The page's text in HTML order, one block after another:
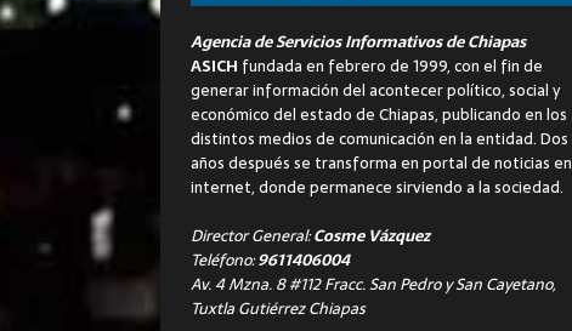
Agencia de Servicios Informativos de Chiapas
ASICH fundada en febrero de 1999, con el fin de
generar información del acontecer político, social y
económico del estado de Chiapas, publicando en los
distintos medios de comunicación en la entidad. Dos
años después se transforma en portal de noticias en
internet, donde permanece sirviendo a la sociedad.
Director General:Cosme Vázquez
Teléfono:9611406004
Av. 4 Mzna. 8 #112 Fracc. San Pedro y San Cayetano,
Tuxtla Gutiérrez Chiapas